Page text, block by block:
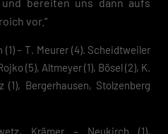
vor.“
(1) – T. Meurer (4). Scheidtweiler
(5), Altmeyer (1), Bösel (2), K.
(1), Bergerhausen, Stolzenberg
Krämer – Neukirch (1),